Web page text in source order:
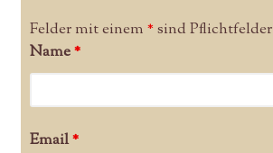
Felder mit einem * sind Pflichtfelder
Name*
Email*